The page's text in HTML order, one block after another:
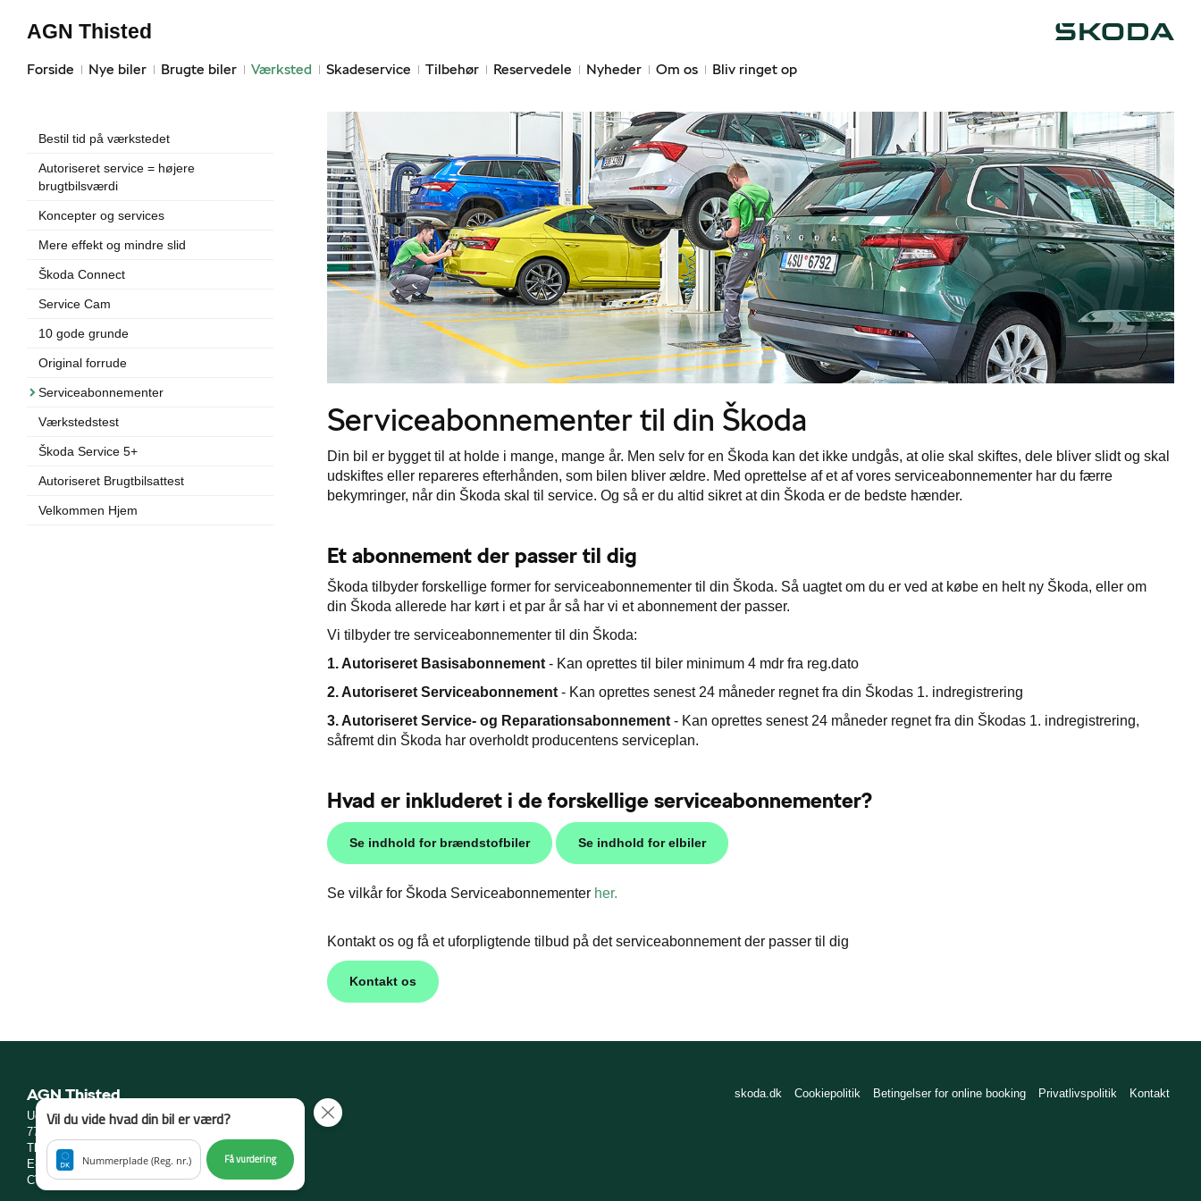
Forside Nye biler Brugte biler Værksted Skadeservice Tilbehør Reservedele Nyheder Om os Bliv ringet op
AGN Thisted
Bestil tid på værkstedet
Autoriseret service = højere
brugtbilsværdi
Koncepter og services
Mere effekt og mindre slid
Škoda Connect
Service Cam
10 gode grunde
Original forrude
Serviceabonnementer
Værkstedstest
Škoda Service 5+
Autoriseret Brugtbilsattest
Velkommen Hjem
Serviceabonnementer til din Škoda
Din bil er bygget til at holde i mange, mange år. Men selv for en Škoda kan det ikke undgås, at olie skal skiftes, dele bliver slidt og skal
udskiftes eller repareres efterhånden, som bilen bliver ældre. Med oprettelse af et af vores serviceabonnementer har du færre
bekymringer, når din Škoda skal til service. Og så er du altid sikret at din Škoda er de bedste hænder.
Et abonnement der passer til dig
Škoda tilbyder forskellige former for serviceabonnementer til din Škoda. Så uagtet om du er ved at købe en helt ny Škoda, eller om
din Škoda allerede har kørt i et par år så har vi et abonnement der passer.
Vi tilbyder tre serviceabonnementer til din Škoda:
1. Autoriseret Basisabonnement - Kan oprettes til biler minimum 4 mdr fra reg.dato
2. Autoriseret Serviceabonnement - Kan oprettes senest 24 måneder regnet fra din Škodas 1. indregistrering
3. Autoriseret Service- og Reparationsabonnement - Kan oprettes senest 24 måneder regnet fra din Škodas 1. indregistrering,
såfremt din Škoda har overholdt producentens serviceplan.
Hvad er inkluderet i de forskellige serviceabonnementer?
Se indhold for brændstofbiler Se indhold for elbiler
Se vilkår for Škoda Serviceabonnementer her.
Kontakt os og få et uforpligtende tilbud på det serviceabonnement der passer til dig
Kontakt os
AGN Thisted
Uglevej 1
7700 Thisted
Tlf.: 97 92 50 38
Ring mig op
E-mail:thisted@skoda.dk
CVR: 37 64 69 62
skoda.dk Cookiepolitik Betingelser for online booking Privatlivspolitik Kontakt
Vil du vide hvad din bil er værd?
Nummerplade (Reg. nr.) Få vurdering